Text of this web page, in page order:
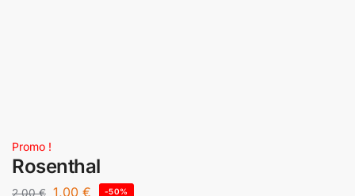
Promo !
Rosenthal
2,00€ 1,00 € -50%